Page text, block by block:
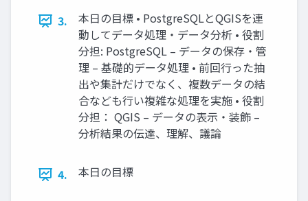
3.
本日の目標 • PostgreSQLとQGISを連
動してデータ処理・データ分析 • 役割
分担: PostgreSQL – データの保存・管
理 – 基礎的データ処理 • 前回行った抽
出や集計だけでなく、複数データの結
合なども行い複雑な処理を実施 • 役割
分担： QGIS – データの表示・装飾 –
分析結果の伝達、理解、議論
4. 本日の目標